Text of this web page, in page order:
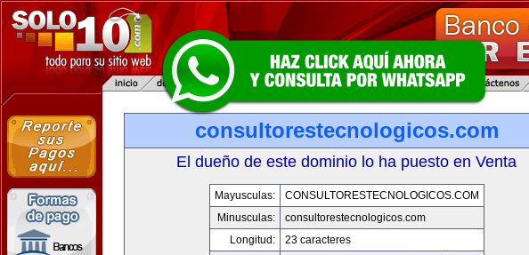
consultorestecnologicos.com
El dueño de este dominio lo ha puesto en Venta
Mayusculas:
CONSULTORESTECNOLOGICOS.COM
Minusculas:
consultorestecnologicos.com
Longitud:
23 caracteres